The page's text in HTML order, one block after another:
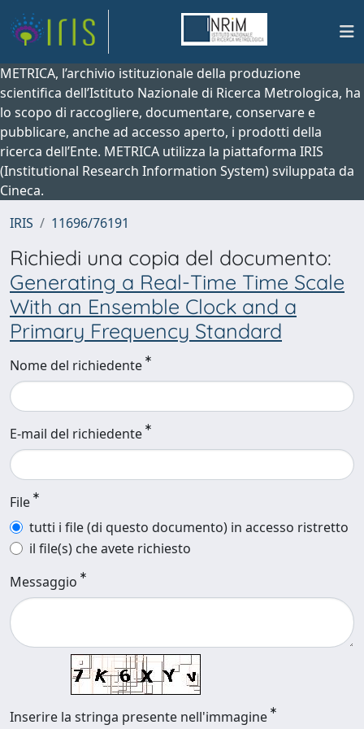
METRICA, l’archivio istituzionale della produzione
scientifica dell’Istituto Nazionale di Ricerca Metrologica, ha
lo scopo di raccogliere, documentare, conservare e
pubblicare, anche ad accesso aperto, i prodotti della
ricerca dell’Ente. METRICA utilizza la piattaforma IRIS
(Institutional Research Information System) sviluppata da
Cineca.
IRIS
11696/76191
Richiedi una copia del documento:
Generating a Real-Time Time Scale
With an Ensemble Clock and a
Primary Frequency Standard
Nome del richiedente
E-mail del richiedente
File
tutti i file (di questo documento) in accesso ristretto
il file(s) che avete richiesto
Messaggio
Inserire la stringa presente nell'immagine